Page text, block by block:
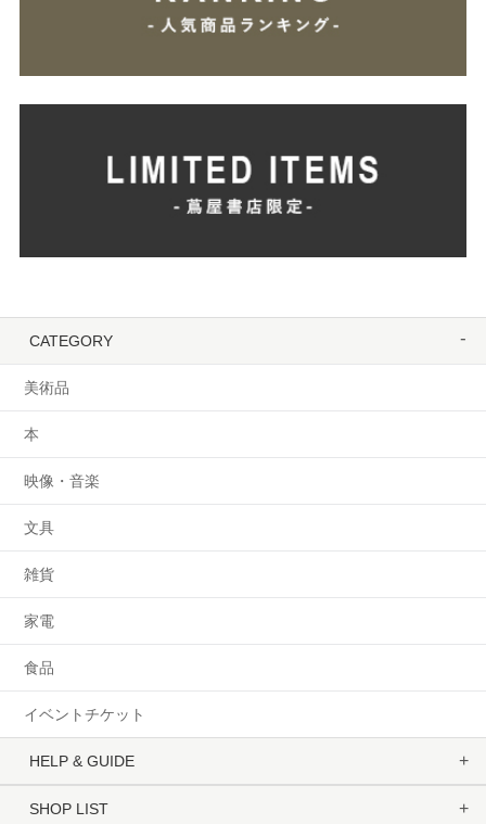
CATEGORY
美術品
本
映像・音楽
文具
雑貨
家電
食品
イベントチケット
HELP & GUIDE
SHOP LIST